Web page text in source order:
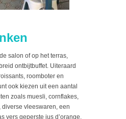
salon of op het terras,
ontbijtbuffet. Uiteraard
roomboter en
ook kiezen uit een aantal
zoals muesli, cornflakes,
diverse vleeswaren, een
vers geperste jus d’orange.